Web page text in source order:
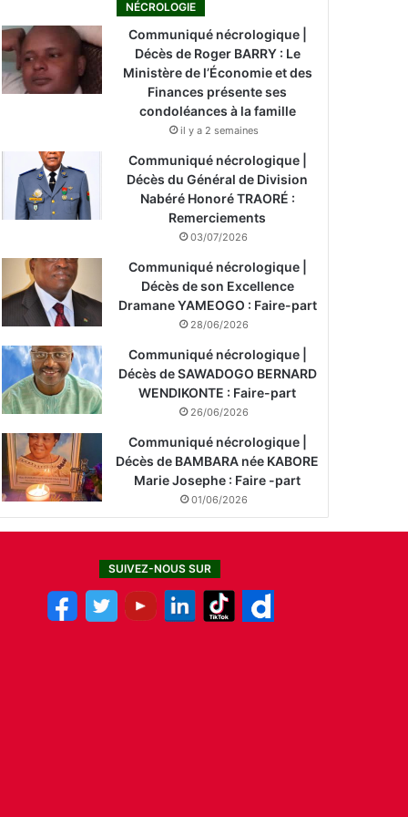
NÉCROLOGIE
Communiqué nécrologique |
Décès de Roger BARRY : Le
Ministère de l’Économie et des
Finances présente ses
condoléances à la famille
il y a 2 semaines
Communiqué nécrologique |
Décès du Général de Division
Nabéré Honoré TRAORÉ :
Remerciements
03/07/2026
Communiqué nécrologique |
Décès de son Excellence
Dramane YAMEOGO : Faire-part
28/06/2026
Communiqué nécrologique |
Décès de SAWADOGO BERNARD
WENDIKONTE : Faire-part
26/06/2026
Communiqué nécrologique |
Décès de BAMBARA née KABORE
Marie Josephe : Faire -part
01/06/2026
SUIVEZ-NOUS SUR